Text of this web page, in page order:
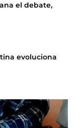
el debate,
evoluciona